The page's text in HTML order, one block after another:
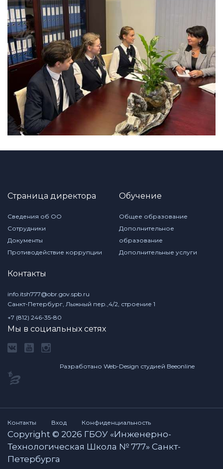
Страница директора
Сведения об ОО
Сотрудники
Документы
Противодействие коррупции
Обучение
Общее образование
Дополнительное
образование
Дополнительные услуги
Контакты
info.itsh777@obr.gov.spb.ru
Санкт-Петербург, Лыжный пер.,4/2, строение 1
+7 (812) 246-35-80
Мы в социальных сетях
Разработано Web-Design студией Beeonline
Контакты Вход Конфиденциальность
Copyright © 2026 ГБОУ «Инженерно-
Технологическая Школа № 777» Санкт-
Петербурга